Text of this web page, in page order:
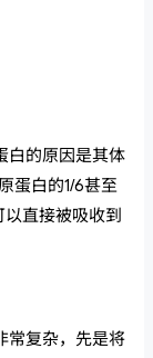
白的原因是其体
蛋白的1/6甚至
以直接被吸收到
常复杂，先是将